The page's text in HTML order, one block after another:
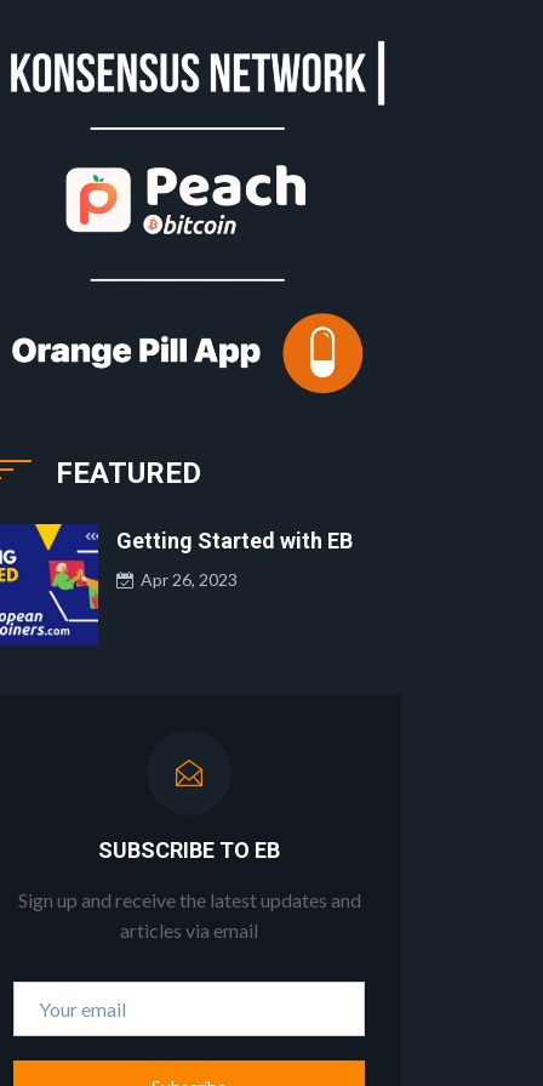
FEATURED
Getting Started with EB
Apr 26, 2023
SUBSCRIBE TO EB
Sign up and receive the latest updates and
articles via email